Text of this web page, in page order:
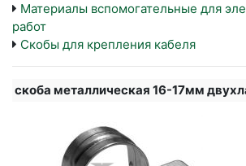
Материалы вспомогательные для
работ
Скобы для крепления кабеля
скоба металлическая 16-17мм